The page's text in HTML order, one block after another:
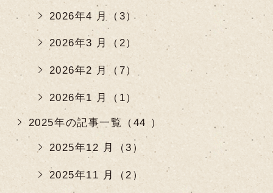
2026年4 月（3）
2026年3 月（2）
2026年2 月（7）
2026年1 月（1）
2025年の記事一覧（44 ）
2025年12 月（3）
2025年11 月（2）